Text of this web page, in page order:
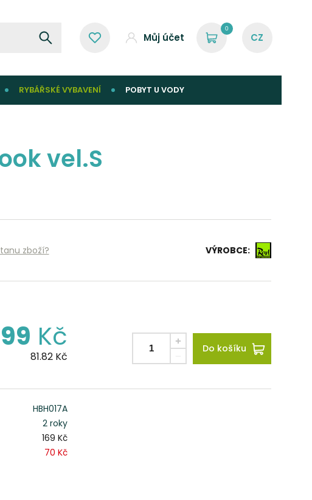
Můj účet
0
RYBÁŘSKÉ VYBAVENÍ POBYT U VODY
vel.S
zboží? VÝROBCE:
99 Kč
81.82Kč
Do košíku
HBH017A
2 roky
169 Kč
70 Kč